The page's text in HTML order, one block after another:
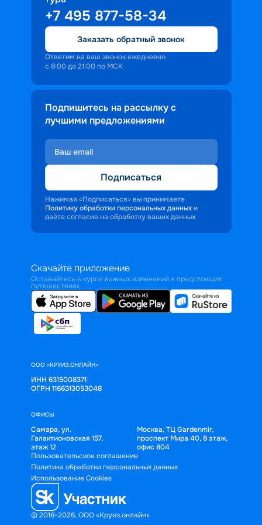
+7 495 877-58-34
Заказать обратный звонок
Ответим на ваш звонок ежедневно
с 8:00 до 21:00 по МСК
Подпишитесь на рассылку с
лучшими предложениями
Подписаться
Нажимая «Подписаться» вы принимаете
Политику обработки персональных данных и
даёте согласие на обработку ваших данных
Скачайте приложение
Оставайтесь в курсе важных изменений в предстоящих
путешествиях
ООО «КРУИЗ.ОНЛАЙН»
ИНН 6315008371
ОГРН 1166313053048
ОФИСЫ
Самара, ул.
Галактионовская 157,
этаж 12
Москва, ТЦ Gardenmir,
проспект Мира 40, 8 этаж,
офис 804
© 2016-2026, ООО «Круиз.онлайн»
Пользовательское соглашение
Политика обработки персональных данных
Использование Cookies